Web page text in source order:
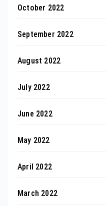
October 2022
September 2022
August 2022
July 2022
June 2022
May 2022
April 2022
March 2022